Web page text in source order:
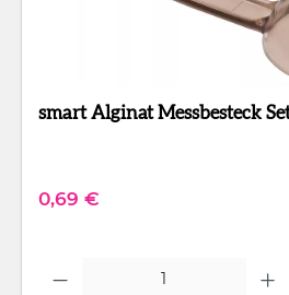
Regulärer Preis:
0,69 €
Produkt Anzahl: Gib den gewünschten